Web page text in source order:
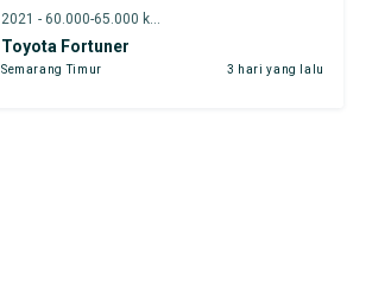
2021 - 60.000-65.000 km
Toyota Fortuner
Semarang Timur 3 hari yang lalu